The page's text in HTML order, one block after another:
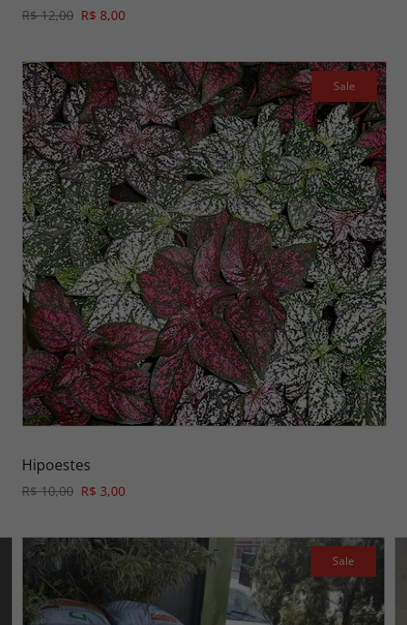
R$ 12,00 R$ 8,00
Sale
Hipoestes
R$ 10,00 R$ 3,00
Sale